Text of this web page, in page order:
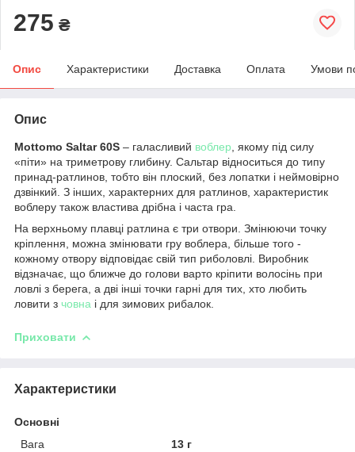
275 ₴
Опис Характеристики Доставка Оплата Умови
Опис
Mottomo Saltar 60S – галасливий воблер , якому під силу
«піти» на триметрову глибину. Сальтар відноситься до типу
принад-ратлинов, тобто він плоский, без лопатки і неймовірно
дзвінкий. З інших, характерних для ратлинов, характеристик
воблеру також властива дрібна і часта гра.
На верхньому плавці ратлина є три отвори. Змінюючи точку
кріплення, можна змінювати гру воблера, більше того -
кожному отвору відповідає свій тип риболовлі. Виробник
відзначає, що ближче до голови варто кріпити волосінь при
ловлі з берега, а дві інші точки гарні для тих, хто любить
ловити з човна і для зимових рибалок.
Приховати
Характеристики
Основні
Вага
13 г